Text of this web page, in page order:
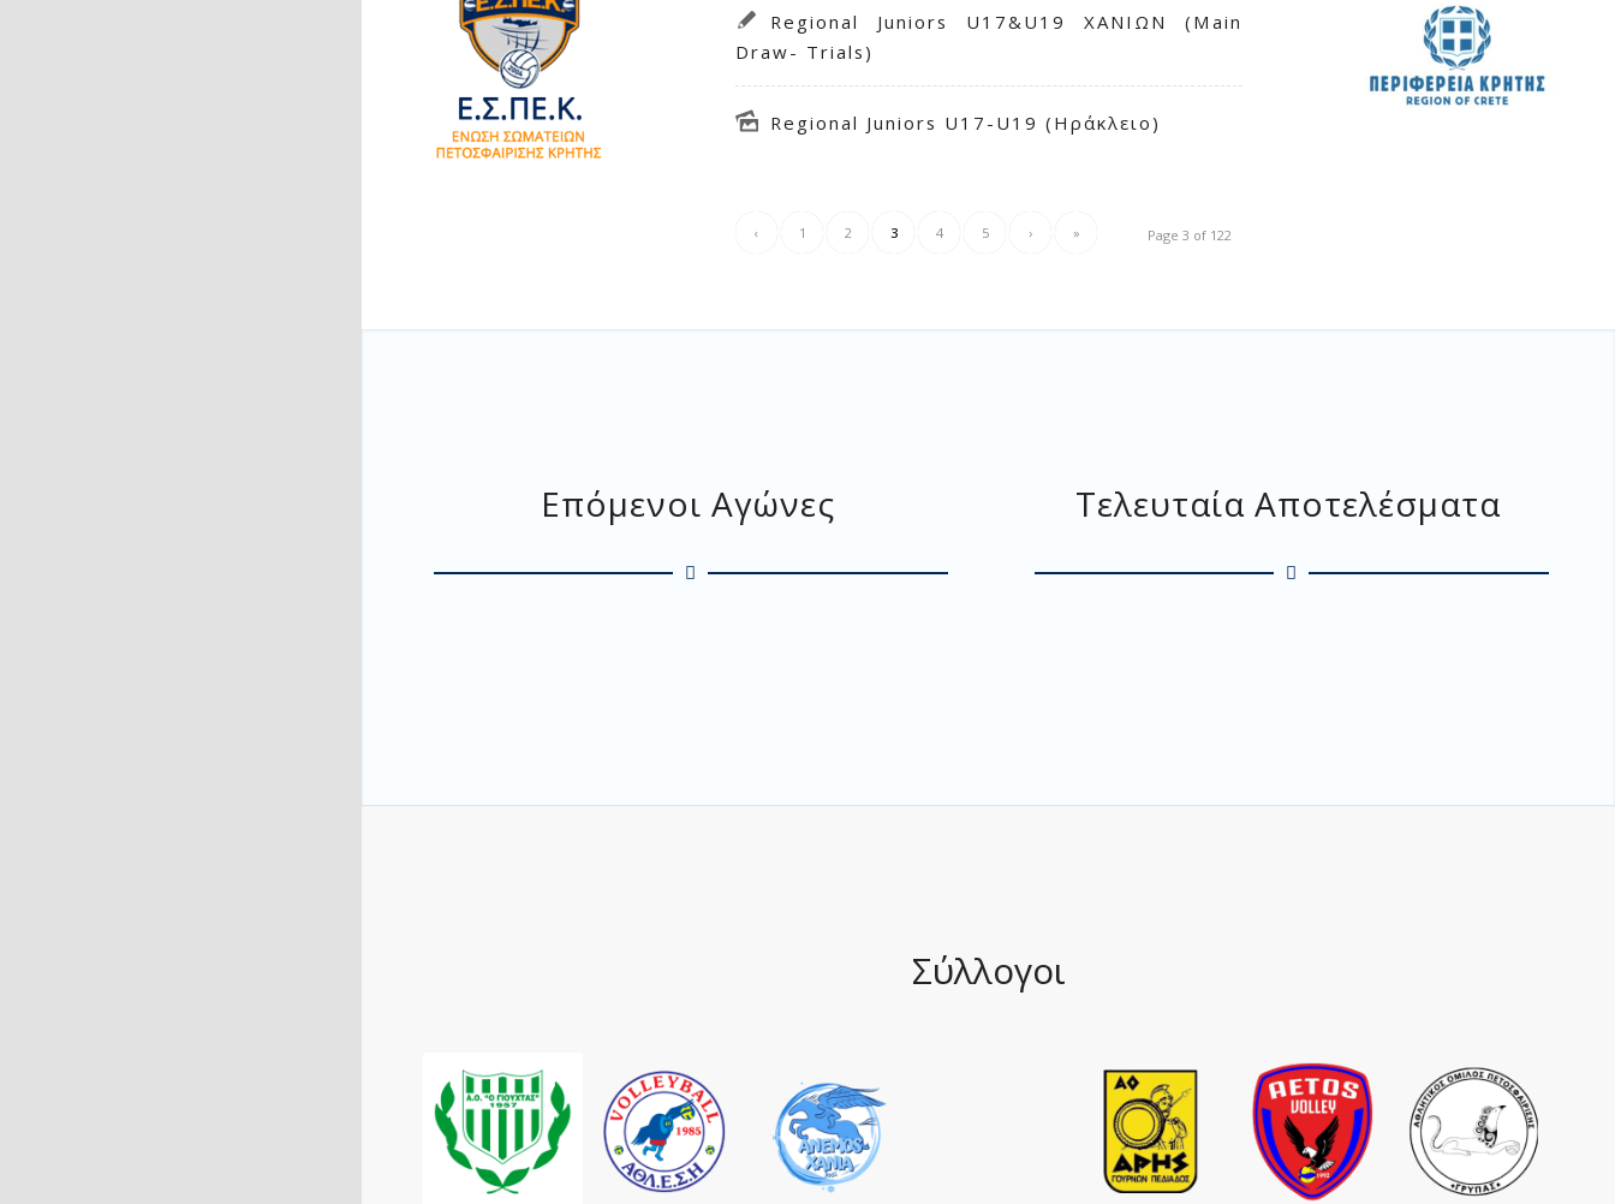
Regional Juniors U17&U19 ΧΑΝΙΩΝ (Main
Draw- Trials)
Regional Juniors U17-U19 (Ηράκλειο)
Page 3 of 122
‹ 1 2 3 4 5 › »
Επόμενοι Αγώνες Τελευταία Αποτελέσματα
Σύλλογοι